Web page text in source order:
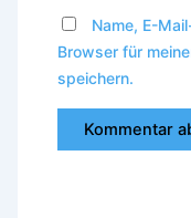
Name, E-
Browser für
speichern.